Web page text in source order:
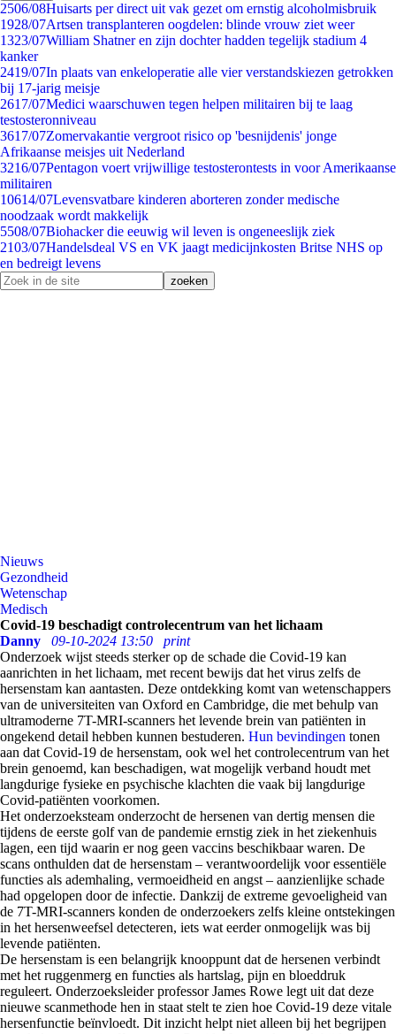
2506/08Huisarts per direct uit vak gezet om ernstig alcoholmisbruik
1928/07Artsen transplanteren oogdelen: blinde vrouw ziet weer
1323/07William Shatner en zijn dochter hadden tegelijk stadium 4
kanker
2419/07In plaats van enkeloperatie alle vier verstandskiezen getrokken
bij 17-jarig meisje
2617/07Medici waarschuwen tegen helpen militairen bij te laag
testosteronniveau
3617/07Zomervakantie vergroot risico op 'besnijdenis' jonge
Afrikaanse meisjes uit Nederland
3216/07Pentagon voert vrijwillige testosterontests in voor Amerikaanse
militairen
10614/07Levensvatbare kinderen aborteren zonder medische
noodzaak wordt makkelijk
5508/07Biohacker die eeuwig wil leven is ongeneeslijk ziek
2103/07Handelsdeal VS en VK jaagt medicijnkosten Britse NHS op
en bedreigt levens
Nieuws
Gezondheid
Wetenschap
Medisch
Covid-19 beschadigt controlecentrum van het lichaam
Danny
09-10-2024 13:50
print
Onderzoek wijst steeds sterker op de schade die Covid-19 kan
aanrichten in het lichaam, met recent bewijs dat het virus zelfs de
hersenstam kan aantasten. Deze ontdekking komt van wetenschappers
van de universiteiten van Oxford en Cambridge, die met behulp van
ultramoderne 7T-MRI-scanners het levende brein van patiënten in
ongekend detail hebben kunnen bestuderen. Hun bevindingen tonen
aan dat Covid-19 de hersenstam, ook wel het controlecentrum van het
brein genoemd, kan beschadigen, wat mogelijk verband houdt met
langdurige fysieke en psychische klachten die vaak bij langdurige
Covid-patiënten voorkomen.
Het onderzoeksteam onderzocht de hersenen van dertig mensen die
tijdens de eerste golf van de pandemie ernstig ziek in het ziekenhuis
lagen, een tijd waarin er nog geen vaccins beschikbaar waren. De
scans onthulden dat de hersenstam – verantwoordelijk voor essentiële
functies als ademhaling, vermoeidheid en angst – aanzienlijke schade
had opgelopen door de infectie. Dankzij de extreme gevoeligheid van
de 7T-MRI-scanners konden de onderzoekers zelfs kleine ontstekingen
in het hersenweefsel detecteren, iets wat eerder onmogelijk was bij
levende patiënten.
De hersenstam is een belangrijk knooppunt dat de hersenen verbindt
met het ruggenmerg en functies als hartslag, pijn en bloeddruk
reguleert. Onderzoeksleider professor James Rowe legt uit dat deze
nieuwe scanmethode hen in staat stelt te zien hoe Covid-19 deze vitale
hersenfunctie beïnvloedt. Dit inzicht helpt niet alleen bij het begrijpen